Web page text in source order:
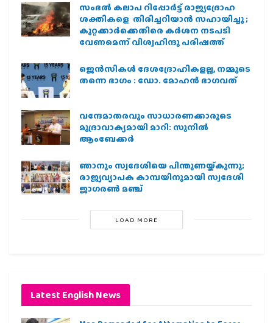
സംഭൽ കലാപ റിപ്പോർട്ട് രാജ്യദ്രോഹ
ശക്തികളെ തിരിച്ചറിയാൻ സഹായിച്ചു ;
കുറ്റക്കാർക്കെതിരെ കർശന നടപടി
വേണമെന്ന് വിശ്വഹിന്ദു പരിഷത്ത്
ജെന്‍സികള്‍ ദേശദ്രോഹികളല്ല, നമ്മുടെ
തന്നെ ഭാഗം : ഡോ. മോഹന്‍ ഭാഗവത്
വന്ദേമാതരവും സാധാരണക്കാരുടെ
മുദ്രാവാക്യമായി മാറി: സുനിൽ
ആംബേക്കർ
ഞാനും സ്വദേശിയെ പിന്തുണയ്ക്കുന്നു;
രാജ്യവ്യാപക കാമ്പയിനുമായി സ്വദേശി
ജാഗരണ്‍ മഞ്ച്
LOAD MORE
Latest English News